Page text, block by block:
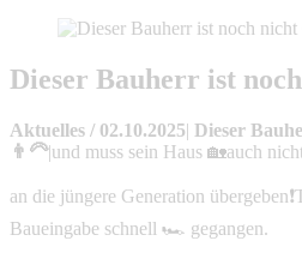
Dieser Bauherr ist
Aktuelles / 02.10.2025| Dieser
👨‍🦳|und muss sein Haus 🏡auch
an die jüngere Generation
Baueingabe schnell 🏎️ gegangen.